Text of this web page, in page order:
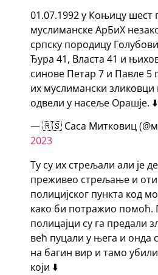
01.07.1992 у Коњицу шест
муслиманске АрБиХ
српску породицу
Ђура 41, Власта 41 и
синове Петар 7 и Павле 5
их муслимански зликовци
одвели у насеље Орашје. ⬇️
— 🇷🇸 Саса Митковиц
2023
Ту су их стрељали али је
преживео стрељање и
полицијског пункта код
како би потражио помоћ.
полицајци су га предали
већ пуцали у њега и онда
на багин вир и тамо
који ⬇️